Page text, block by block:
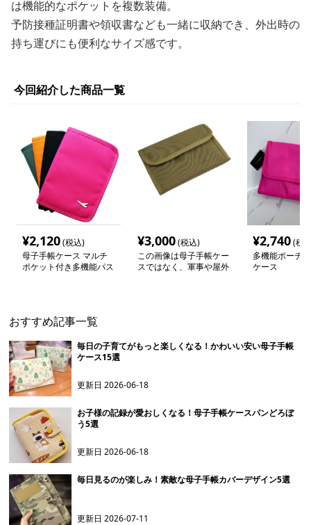
は機能的なポケットを複数装備。
予防接種証明書や領収書なども一緒に収納でき、外出時の
持ち運びにも便利なサイズ感です。
今回紹介した商品一覧
¥2,120(税込)
母子手帳ケース マルチ
ポケット付き多機能パス
¥3,000(税込)
この画像は母子手帳ケー
スではなく、軍事や屋外
ません。代わりに、画像
¥2,740(税
多機能ポーチ
ケース
おすすめ記事一覧
毎日の子育てがもっと楽しくなる！かわいい安い母子手帳
ケース15選
更新日2026-06-18
お子様の記録が愛おしくなる！母子手帳ケースパンどろぼ
う5選
更新日2026-06-18
毎日見るのが楽しみ！素敵な母子手帳カバーデザイン5選
更新日2026-07-11